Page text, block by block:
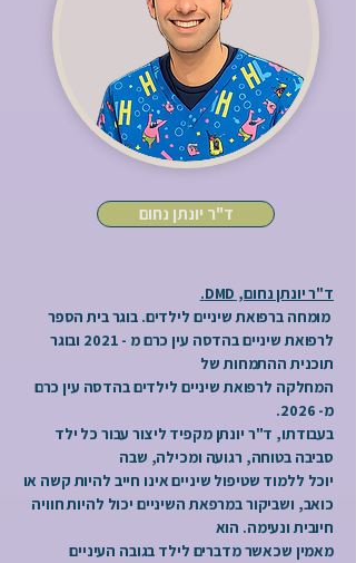
ד"ר יונתן נחום
ד"ר יונתן נחום, DMD.
מומחה ברפואת שיניים לילדים. בוגר בית הספר
לרפואת שיניים בהדסה עין כרם מ - 2021 ובוגר
תוכנית ההתמחות של
המחלקה לרפואת שיניים לילדים בהדסה עין כרם
מ- 2026.
בעבודתו, ד"ר יונתן מקפיד ליצור עבור כל ילד
סביבה בטוחה, רגועה ומכילה, שבה
יוכל ללמוד שטיפול שיניים אינו חייב להיות קשה או
כואב, ושביקור במרפאת השיניים יכול להיות חוויה
חיובית ונעימה. הוא
מאמין שכאשר מדברים לילד בגובה העיניים